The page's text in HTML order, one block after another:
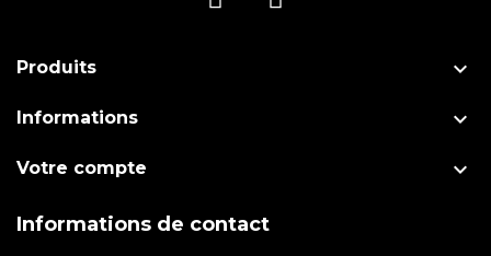
Produits 
Informations 
Votre compte 
Informations de contact